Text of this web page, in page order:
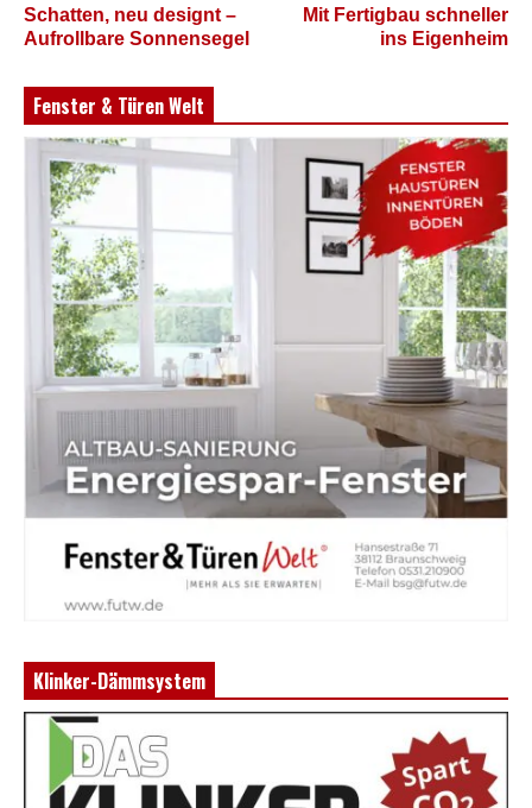
Schatten, neu designt –
Aufrollbare Sonnensegel
Mit Fertigbau schneller
ins Eigenheim
Fenster & Türen Welt
Klinker-Dämmsystem